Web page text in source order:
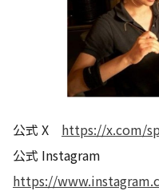
公式 X https://x.com/
公式 Instagram
https://